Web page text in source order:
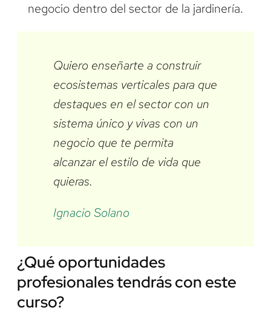
negocio dentro del sector de la jardinería.
Quiero enseñarte a construir
ecosistemas verticales para que
destaques en el sector con un
sistema único y vivas con un
negocio que te permita
alcanzar el estilo de vida que
quieras.
Ignacio Solano
¿Qué oportunidades
profesionales tendrás con este
curso?